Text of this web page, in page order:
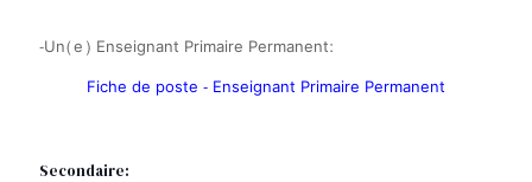
-Un(e) Enseignant Primaire Permanent:
Fiche de poste - Enseignant Primaire Permanent
Secondaire: